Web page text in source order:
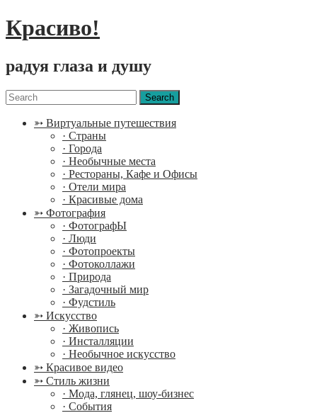
Красиво!
радуя глаза и душу
Menu
Search
for:
➳ Виртуальные путешествия
· Страны
· Города
· Необычные места
· Рестораны, Кафе и Офисы
· Отели мира
· Красивые дома
➳ Фотография
· ФотографЫ
· Люди
· Фотопроекты
· Фотоколлажи
· Природа
· Загадочный мир
· Фудстиль
➳ Искусство
· Живопись
· Инсталляции
· Необычное искусство
➳ Красивое видео
➳ Стиль жизни
· Мода, глянец, шоу-бизнес
· События